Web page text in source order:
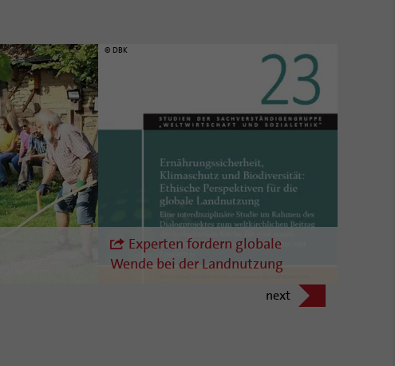
© DBK
Experten fordern globale
Wende bei der Landnutzung
next